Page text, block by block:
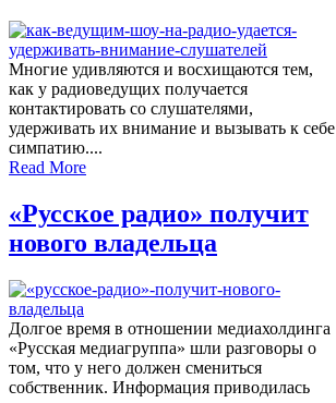
Многие удивляются и восхищаются тем,
как у радиоведущих получается
контактировать со слушателями,
удерживать их внимание и вызывать к себе
симпатию....
Read More
«Русское радио» получит
нового владельца
Долгое время в отношении медиахолдинга
«Русская медиагруппа» шли разговоры о
том, что у него должен смениться
собственник. Информация приводилась